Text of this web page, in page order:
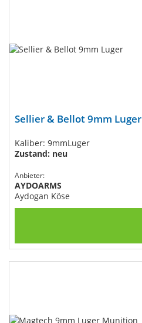
Sellier & Bellot 9mm Luger
Kaliber: 9mmLuger
Zustand: neu
Anbieter:
AYDOARMS
Aydogan Köse